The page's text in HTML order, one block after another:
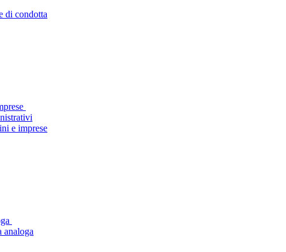
di condotta
e imprese
analoga